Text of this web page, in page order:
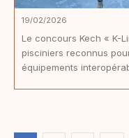
19/02/2026
Le concours Kech « K-
pisciniers reconnus
équipements